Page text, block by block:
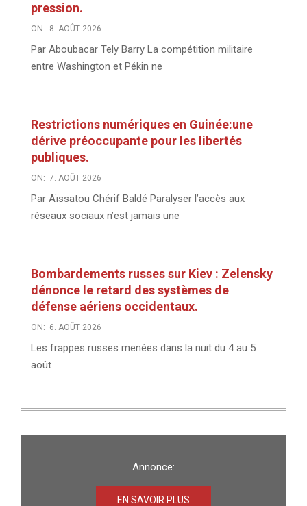
pression.
ON: 8. AOÛT 2026
Par Aboubacar Tely Barry La compétition militaire
entre Washington et Pékin ne
Restrictions numériques en Guinée:une
dérive préoccupante pour les libertés
publiques.
ON: 7. AOÛT 2026
Par Aïssatou Chérif Baldé Paralyser l’accès aux
réseaux sociaux n’est jamais une
Bombardements russes sur Kiev : Zelensky
dénonce le retard des systèmes de
défense aériens occidentaux.
ON: 6. AOÛT 2026
Les frappes russes menées dans la nuit du 4 au 5
août
Annonce:
EN SAVOIR PLUS